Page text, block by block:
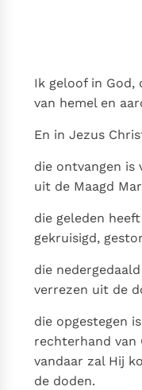
Denzinger
Nieuwste Documenten
In Christus wordt
Leer de kostbare
herkennen
Gods Koninkrijk
dwang
De mystiek. De
heiligheid
Berichten
van het Romeins
Vaticaanse
Paus spreekt het
Paus Leo XIV in
Ik geloof in God,
van hemel en
En in Jezus
die ontvangen is
uit de Maagd
die geleden
gekruisigd,
die
verrezen uit de
die opgestegen
rechterhand van
vandaar zal Hij
de doden.